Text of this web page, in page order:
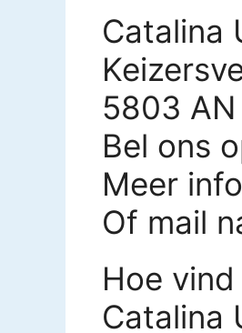
Catalina
5803
Bel ons
Meer
Of mail
Hoe
Catalina